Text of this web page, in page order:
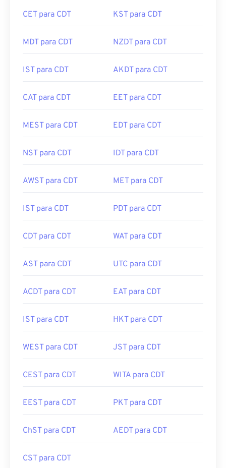
CET para CDT KST para CDT
MDT para CDT NZDT para CDT
IST para CDT AKDT para CDT
CAT para CDT EET para CDT
MEST para CDT EDT para CDT
NST para CDT IDT para CDT
AWST para CDT MET para CDT
IST para CDT PDT para CDT
CDT para CDT WAT para CDT
AST para CDT UTC para CDT
ACDT para CDT EAT para CDT
IST para CDT HKT para CDT
WEST para CDT JST para CDT
CEST para CDT WITA para CDT
EEST para CDT PKT para CDT
ChST para CDT AEDT para CDT
CST para CDT